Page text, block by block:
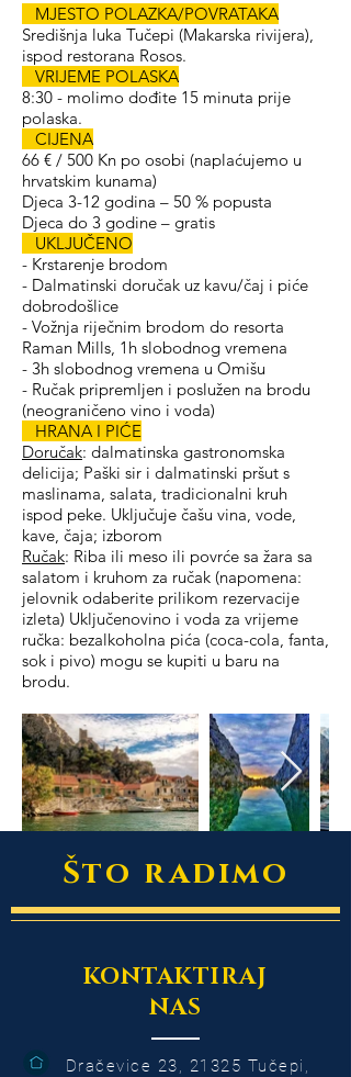
MJESTO POLAZKA/POVRATAKA
Središnja luka Tučepi (Makarska rivijera),
ispod restorana Rosos.
VRIJEME POLASKA
8:30 - molimo dođite 15 minuta prije
polaska.
CIJENA
66 € / 500 Kn po osobi (naplaćujemo u
hrvatskim kunama)
Djeca 3-12 godina – 50 % popusta
Djeca do 3 godine – gratis
UKLJUČENO
- Krstarenje brodom
- Dalmatinski doručak uz kavu/čaj i piće
dobrodošlice
- Vožnja riječnim brodom do resorta
Raman Mills, 1h slobodnog vremena
- 3h slobodnog vremena u Omišu
- Ručak pripremljen i poslužen na brodu
(neograničeno vino i voda)
HRANA I PIĆE
Doručak: dalmatinska gastronomska
delicija; Paški sir i dalmatinski pršut s
maslinama, salata, tradicionalni kruh
ispod peke. Uključuje čašu vina, vode,
kave, čaja; izborom
Ručak: Riba ili meso ili povrće sa žara sa
salatom i kruhom za ručak (napomena:
jelovnik odaberite prilikom rezervacije
izleta) Uključenovino i voda za vrijeme
ručka: bezalkoholna pića (coca-cola, fanta,
sok i pivo) mogu se kupiti u baru na
brodu.
Što radimo
KONTAKTIRAJ
NAS
Dračevice 23, 21325 Tučepi,